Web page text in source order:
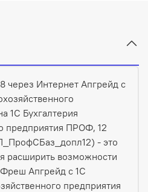
через Интернет Апгрейд с
1С Бухгалтерия
предприятия ПРОФ, 12
- это
расширить возможности
Апгрейд с 1С
предприятия